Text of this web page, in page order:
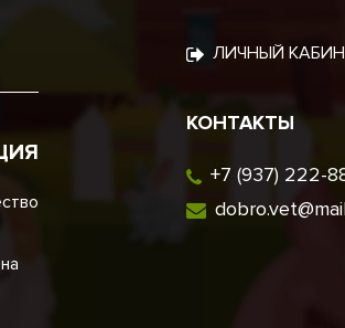
ЛИЧНЫЙ
КОНТАКТЫ
+7 (937) 222-